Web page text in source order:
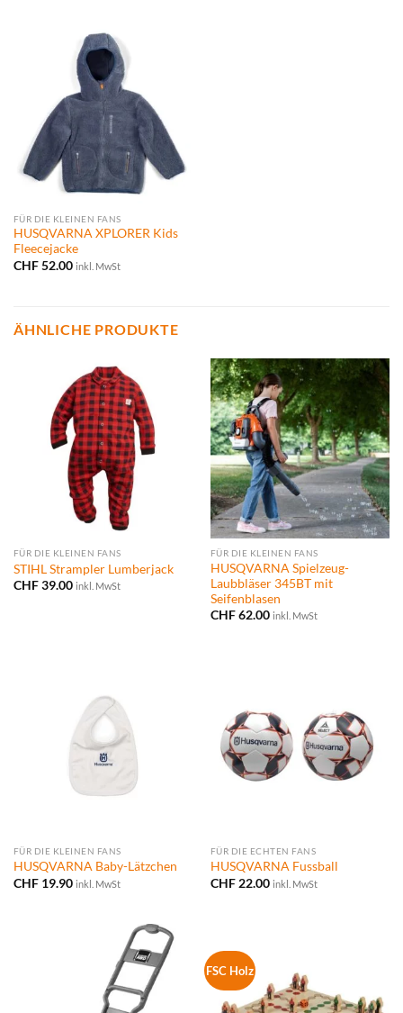
FÜR DIE KLEINEN FANS
HUSQVARNA XPLORER Kids
Fleecejacke
CHF52.00 inkl. MwSt
ÄHNLICHE PRODUKTE
FÜR DIE KLEINEN FANS
STIHL Strampler Lumberjack
CHF39.00 inkl. MwSt
FÜR DIE KLEINEN FANS
HUSQVARNA Spielzeug-
Laubbläser 345BT mit
Seifenblasen
CHF62.00 inkl. MwSt
FÜR DIE KLEINEN FANS
HUSQVARNA Baby-Lätzchen
CHF19.90 inkl. MwSt
FÜR DIE ECHTEN FANS
HUSQVARNA Fussball
CHF22.00 inkl. MwSt
FSC Holz